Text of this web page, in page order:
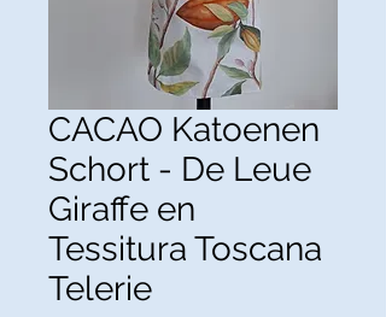
CACAO Katoenen
Schort - De Leue
Giraffe en
Tessitura Toscana
Telerie